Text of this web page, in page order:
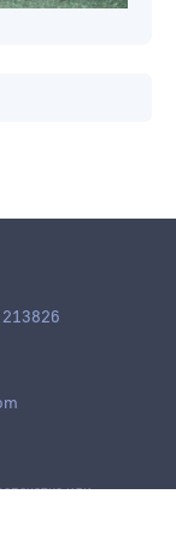
или